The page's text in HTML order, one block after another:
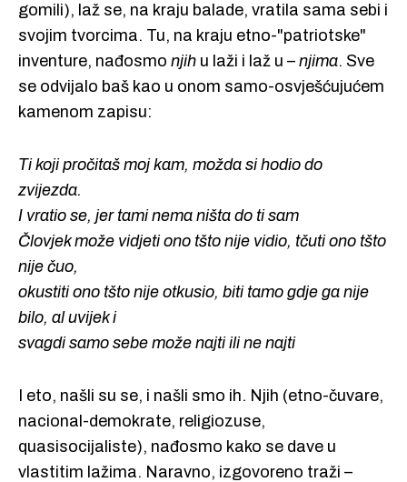
gomili), laž se, na kraju balade, vratila sama sebi i
svojim tvorcima. Tu, na kraju etno-"patriotske"
inventure, nađosmo njihu laži i laž u – njima. Sve
se odvijalo baš kao u onom samo-osvješćujućem
kamenom zapisu:
Ti koji pročitaš moj kam, možda si hodio do
zvijezda.
I vratio se, jer tami nema ništa do ti sam
Človjek može vidjeti ono tšto nije vidio, tčuti ono tšto
nije čuo,
okustiti ono tšto nije otkusio, biti tamo gdje ga nije
bilo, al uvijek i
svagdi samo sebe može najti ili ne najti
I eto, našli su se, i našli smo ih. Njih (etno-čuvare,
nacional-demokrate, religiozuse,
quasisocijaliste), nađosmo kako se dave u
vlastitim lažima. Naravno, izgovoreno traži –